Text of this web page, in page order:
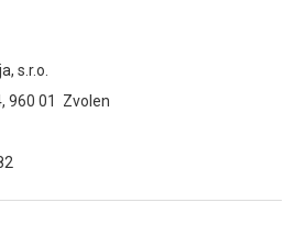
s.r.o.
960 01 Zvolen